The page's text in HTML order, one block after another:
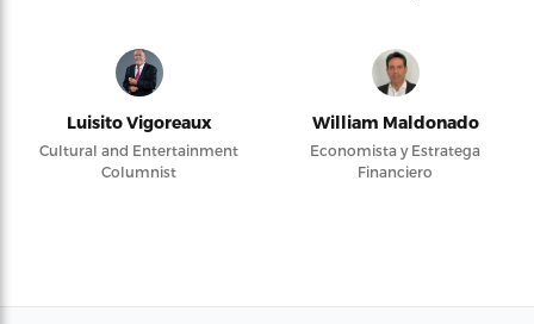
Luisito Vigoreaux
Cultural and Entertainment
Columnist
William Maldonado
Economista y Estratega
Financiero